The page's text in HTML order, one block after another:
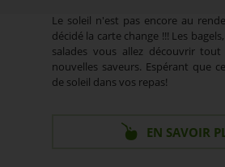
Le soleil n'est pas encore au
décidé la carte change !!! Les
salades vous allez découvrir
nouvelles saveurs. Espérant que
de soleil dans vos repas!
EN SAVOIR